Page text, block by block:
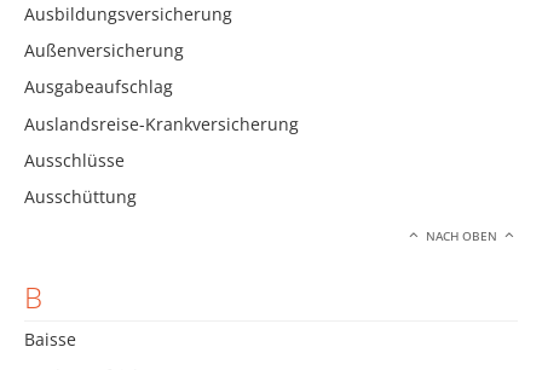
Ausbildungsversicherung
Außenversicherung
Ausgabeaufschlag
Auslandsreise-Krankversicherung
Ausschlüsse
Ausschüttung
NACH OBEN
B
Baisse